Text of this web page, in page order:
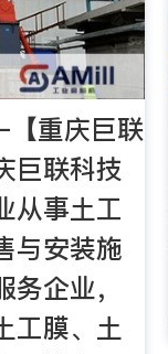
重庆巨联
巨联科技
从事土工
与安装施
企业，
工膜、土